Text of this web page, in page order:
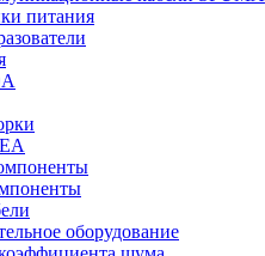
питания
оборудование